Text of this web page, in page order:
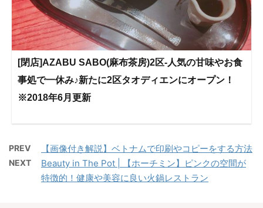
[閉店]AZABU SABO(麻布茶房)2区-人気の甘味やお食
事処で一休み♪新たに2区タオディエンにオープン！
※2018年6月更新
PREV 【画像付き解説】ベトナムで印刷やコピーをする方法
NEXT
Beauty in The Pot | 【ホーチミン】ピンクの空間が
特徴的！健康や美容に良い火鍋レストラン